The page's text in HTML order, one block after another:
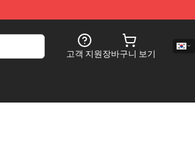
고객 지원장바구니 보기